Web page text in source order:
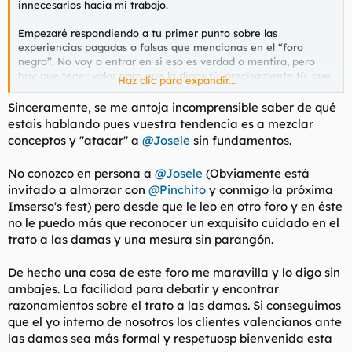
innecesarios hacia mi trabajo.
Empezaré respondiendo a tu primer punto sobre las
experiencias pagadas o falsas que mencionas en el “foro
negro”. No voy a entrar en si eso es verdad o mentira, pero
hay que tener valor para que lo digas tú, precisamente tú, que
hoy mismo has publicado un comentario asegurando que una
chica regresa el miércoles cuando ni siquiera está anunciada.
Además, un buen forero no debería andar diciéndole a una
chica que lo es, solo para obtener tratos de favor. Y no puedes
negar que las chicas que tanto promocionas saben
deja en evidencia.
Leyendo otros hilos de este foro, veo que antes incentivabas a
que las mejores chicas vinieran a Valencia. Sin embargo, ahora
te molesta que una chica tenga tanto trabajo que no pueda
atenderte. Entonces, aclárate: ¿qué es lo que realmente
atienda a los foreros?
Este tipo de actitudes reflejan el verdadero problema de estos
foros, y no me refiero a los comentarios negativos, sino a que
se han convertido en una especie de mafia en la que algunos
intentan controlar hasta la cantidad de trabajo que tiene una
Haz clic para expandir...
Sinceramente, se me antoja incomprensible saber de qué
estais hablando pues vuestra tendencia es a mezclar
conceptos y "atacar" a @Josele sin fundamentos.
No conozco en persona a @Josele (Obviamente está
invitado a almorzar con @Pinchito y conmigo la próxima
Imserso's fest) pero desde que le leo en otro foro y en éste
no le puedo más que reconocer un exquisito cuidado en el
trato a las damas y una mesura sin parangón.
De hecho una cosa de este foro me maravilla y lo digo sin
ambajes. La facilidad para debatir y encontrar
razonamientos sobre el trato a las damas. Si conseguimos
que el yo interno de nosotros los clientes valencianos ante
las damas sea más formal y respetuosp bienvenida esta